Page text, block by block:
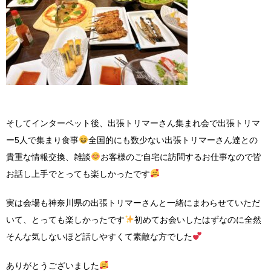
そしてインターペット後、出張トリマーさん集まれ会で出張トリマ
ー5人で集まり食事
全国的にも数少ない出張トリマーさん達との
貴重な情報交換、雑談
お客様のご自宅に訪問するお仕事なので皆
お話し上手でとっても楽しかったです
実は会場も神奈川県の出張トリマーさんと一緒にまわらせていただ
いて、とっても楽しかったです
初めてお会いしたはずなのに全然
そんな気しないほど話しやすくて素敵な方でした
ありがとうございました